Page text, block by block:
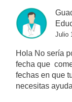
Julio
Hola No sería
fecha que
fechas en que
necesitas